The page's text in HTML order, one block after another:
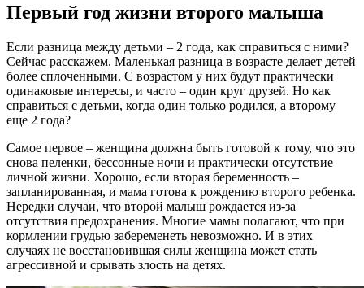
Первый год жизни второго малыша
Если разница между детьми – 2 года, как справиться с ними?
Сейчас расскажем. Маленькая разница в возрасте делает детей
более сплоченными. С возрастом у них будут практически
одинаковые интересы, и часто – один круг друзей. Но как
справиться с детьми, когда один только родился, а второму
еще 2 года?
Самое первое – женщина должна быть готовой к тому, что это
снова пеленки, бессонные ночи и практически отсутствие
личной жизни. Хорошо, если вторая беременность –
запланированная, и мама готова к рождению второго ребенка.
Нередки случаи, что второй малыш рождается из-за
отсутствия предохранения. Многие мамы полагают, что при
кормлении грудью забеременеть невозможно. И в этих
случаях не восстановившая силы женщина может стать
агрессивной и срывать злость на детях.